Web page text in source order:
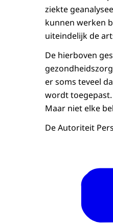
ziekte
kunnen werken
uiteindelijk de
De hierboven
er soms teveel
wordt
Maar niet elke
De Autoriteit